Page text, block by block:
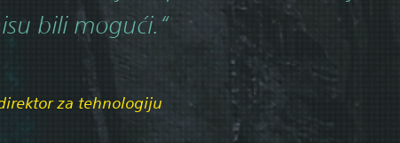
bili mogući.“
za tehnologiju